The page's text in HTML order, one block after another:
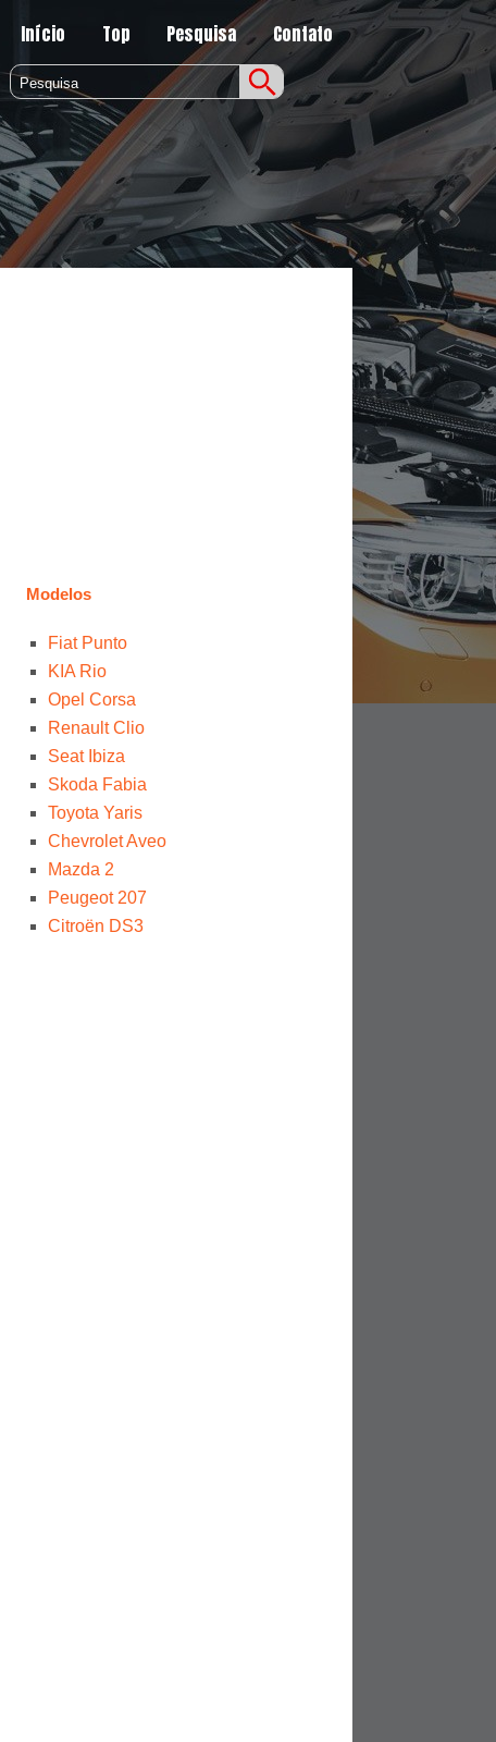
Início Top Pesquisa Contato
Modelos
Fiat Punto
KIA Rio
Opel Corsa
Renault Clio
Seat Ibiza
Skoda Fabia
Toyota Yaris
Chevrolet Aveo
Mazda 2
Peugeot 207
Citroën DS3